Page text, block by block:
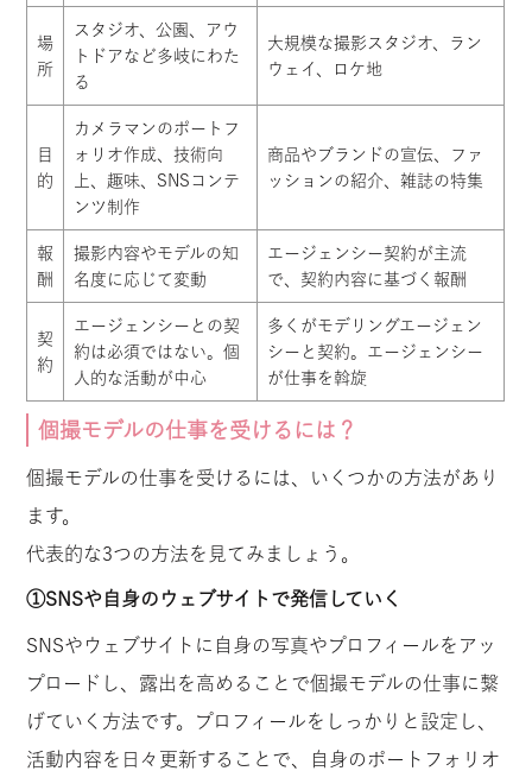
場
所
スタジオ、公園、アウ
トドアなど多岐にわた
る
大規模な撮影スタジオ、ラン
ウェイ、ロケ地
目
的
カメラマンのポートフ
ォリオ作成、技術向
上、趣味、SNSコンテ
ンツ制作
商品やブランドの宣伝、ファ
ッションの紹介、雑誌の特集
報
酬
撮影内容やモデルの知
名度に応じて変動
エージェンシー契約が主流
で、契約内容に基づく報酬
契
約
エージェンシーとの契
約は必須ではない。個
人的な活動が中心
多くがモデリングエージェン
シーと契約。エージェンシー
が仕事を斡旋
個撮モデルの仕事を受けるには？
個撮モデルの仕事を受けるには、いくつかの方法があり
ます。
代表的な3つの方法を見てみましょう。
①SNSや自身のウェブサイトで発信していく
SNSやウェブサイトに自身の写真やプロフィールをアッ
プロードし、露出を高めることで個撮モデルの仕事に繋
げていく方法です。プロフィールをしっかりと設定し、
活動内容を日々更新することで、自身のポートフォリオ